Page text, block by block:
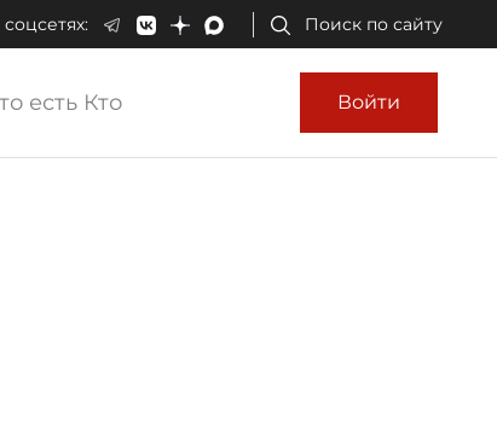
Поиск по сайту
есть Кто Войти